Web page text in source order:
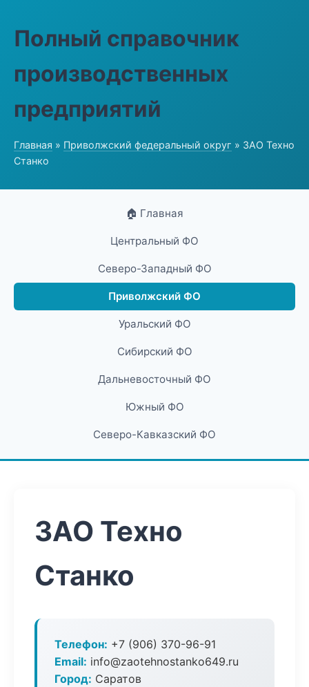
Полный справочник
производственных
предприятий
Главная » Приволжский федеральный округ » ЗАО Техно
Станко
🏠 Главная
Центральный ФО
Северо-Западный ФО
Приволжский ФО
Уральский ФО
Сибирский ФО
Дальневосточный ФО
Южный ФО
Северо-Кавказский ФО
ЗАО Техно
Станко
Телефон: +7 (906) 370-96-91
Email: info@zaotehnostanko649.ru
Город: Саратов